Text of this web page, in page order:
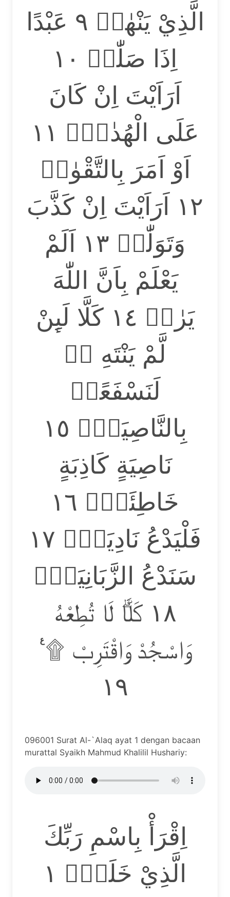
الَّذِيْ يَنْهٰىۙ ٩ عَبْدًا
اِذَا صَلّٰىۗ ١٠
اَرَاَيْتَ اِنْ كَانَ
عَلَى الْهُدٰىٓۙ ١١
اَوْ اَمَرَ بِالتَّقْوٰىۗ
١٢ اَرَاَيْتَ اِنْ كَذَّبَ
وَتَوَلّٰىۗ ١٣ اَلَمْ
يَعْلَمْ بِاَنَّ اللّٰهَ
يَرٰىۗ ١٤ كَلَّا لَىِٕنْ
لَّمْ يَنْتَهِ ەۙ
لَنَسْفَعًاۢ
بِالنَّاصِيَةِۙ ١٥
نَاصِيَةٍ كَاذِبَةٍ
خَاطِئَةٍۚ ١٦
فَلْيَدْعُ نَادِيَهٗۙ ١٧
سَنَدْعُ الزَّبَانِيَةَۙ
١٨ كَلَّاۗ لَا تُطِعْهُ
وَاسْجُدْ وَاقْتَرِبْ ۩ ࣖ
١٩
096001 Surat Al-`Alaq ayat 1 dengan bacaan
murattal Syaikh Mahmud Khalilil Hushariy:
اِقْرَأْ بِاسْمِ رَبِّكَ
الَّذِيْ خَلَقَۚ ١